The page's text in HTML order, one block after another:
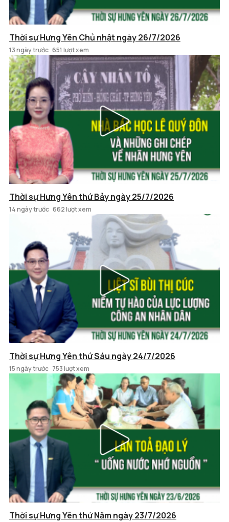
Thời sự Hưng Yên Chủ nhật ngày 26/7/2026
13 ngày trước 651 lượt xem
Thời sự Hưng Yên thứ Bảy ngày 25/7/2026
14 ngày trước 662 lượt xem
Thời sự Hưng Yên thứ Sáu ngày 24/7/2026
15 ngày trước 753 lượt xem
Thời sự Hưng Yên thứ Năm ngày 23/7/2026